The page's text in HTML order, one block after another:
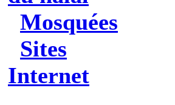
Mosquées
Sites
Internet